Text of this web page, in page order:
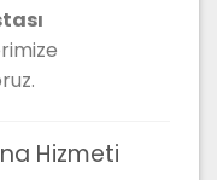
Hizmeti